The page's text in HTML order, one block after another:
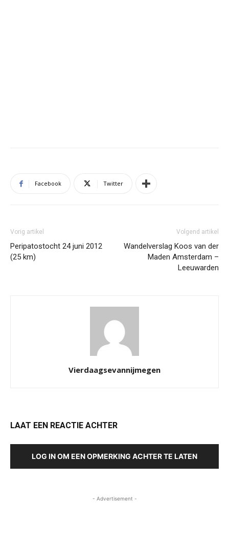
Facebook Twitter
Vorig artikel
Peripatostocht 24 juni 2012
(25 km)
Volgend artikel
Wandelverslag Koos van der
Maden Amsterdam –
Leeuwarden
Vierdaagsevannijmegen
LAAT EEN REACTIE ACHTER
LOG IN OM EEN OPMERKING ACHTER TE LATEN
- Advertisement -